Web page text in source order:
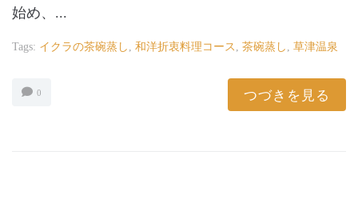
始め、...
Tags: イクラの茶碗蒸し , 和洋折衷料理コース , 茶碗蒸し , 草津温泉
0 つづきを見る